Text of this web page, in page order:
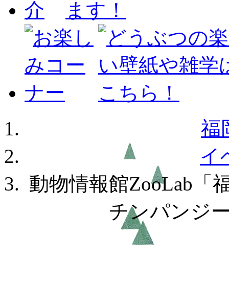
福
イ
動物情報館ZooLab「
チンパンジ